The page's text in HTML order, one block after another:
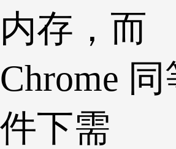
内存，而
Chrome
件下需